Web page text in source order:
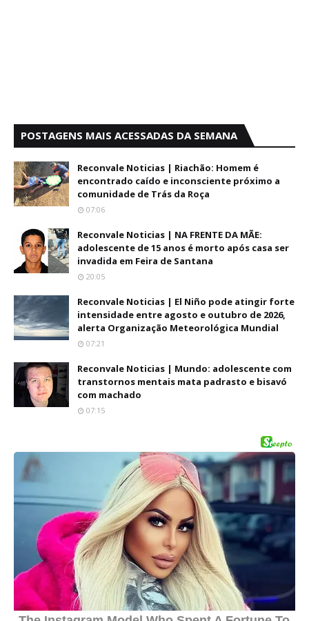
POSTAGENS MAIS ACESSADAS DA SEMANA
Reconvale Noticias | Riachão: Homem é
encontrado caído e inconsciente próximo a
comunidade de Trás da Roça
07:06
Reconvale Noticias | NA FRENTE DA MÃE:
adolescente de 15 anos é morto após casa ser
invadida em Feira de Santana
20:05
Reconvale Noticias | El Niño pode atingir forte
intensidade entre agosto e outubro de 2026,
alerta Organização Meteorológica Mundial
07:21
Reconvale Noticias | Mundo: adolescente com
transtornos mentais mata padrasto e bisavó
com machado
07:15